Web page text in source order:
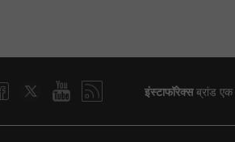
इंस्टाफॉरेक्सब्रांड एक